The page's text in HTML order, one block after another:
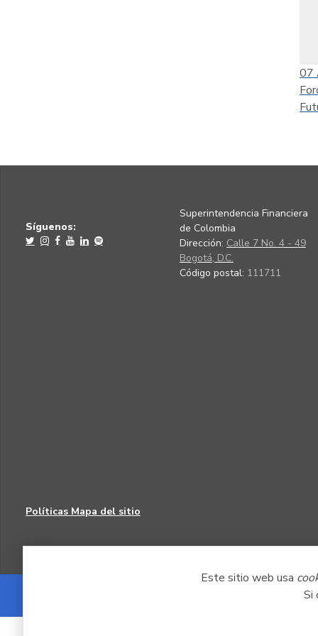
Este sitio web usa
Si
07
Síguenos:
Superintendencia Financiera
de Colombia
Dirección: Calle 7 No. 4 - 49
Bogotá, D.C.
Código postal: 111711
Políticas Mapa del sitio